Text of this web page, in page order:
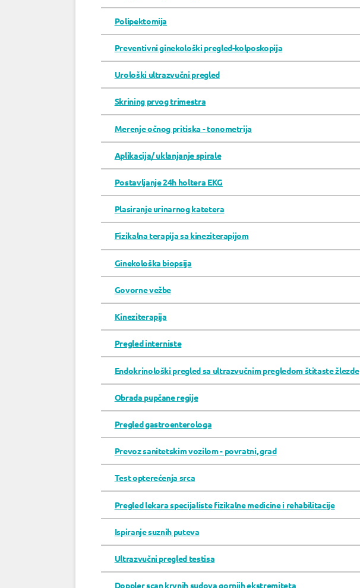
Polipektomija
Preventivni ginekološki pregled-kolposkopija
Urološki ultrazvučni pregled
Skrining prvog trimestra
Merenje očnog pritiska - tonometrija
Aplikacija/ uklanjanje spirale
Postavljanje 24h holtera EKG
Plasiranje urinarnog katetera
Fizikalna terapija sa kineziterapijom
Ginekološka biopsija
Govorne vežbe
Kineziterapija
Pregled interniste
Endokrinološki pregled sa ultrazvučnim pregledom štitaste žlezde
Obrada pupčane regije
Pregled gastroenterologa
Prevoz sanitetskim vozilom - povratni, grad
Test opterećenja srca
Pregled lekara specijaliste fizikalne medicine i rehabilitacije
Ispiranje suznih puteva
Ultrazvučni pregled testisa
Doppler scan krvnih sudova gornjih ekstremiteta